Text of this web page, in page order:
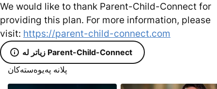
We would like to thank Parent-Child-Connect for
providing this plan. For more information, please
visit: https://parent-child-connect.com
زیاتر لە Parent-Child-Connect
پلانە پەیوەستەکان